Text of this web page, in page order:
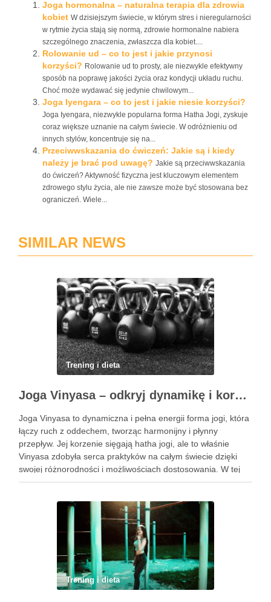
Joga hormonalna – naturalna terapia dla zdrowia
kobiet W dzisiejszym świecie, w którym stres i nieregularności
w rytmie życia stają się normą, zdrowie hormonalne nabiera
szczególnego znaczenia, zwłaszcza dla kobiet....
Rolowanie ud – co to jest i jakie przynosi
korzyści? Rolowanie ud to prosty, ale niezwykle efektywny
sposób na poprawę jakości życia oraz kondycji układu ruchu.
Choć może wydawać się jedynie chwilowym...
Joga Iyengara – co to jest i jakie niesie korzyści?
Joga Iyengara, niezwykle popularna forma Hatha Jogi, zyskuje
coraz większe uznanie na całym świecie. W odróżnieniu od
innych stylów, koncentruje się na...
Przeciwwskazania do ćwiczeń: Jakie są i kiedy
należy je brać pod uwagę? Jakie są przeciwwskazania
do ćwiczeń? Aktywność fizyczna jest kluczowym elementem
zdrowego stylu życia, ale nie zawsze może być stosowana bez
ograniczeń. Wiele...
SIMILAR NEWS
Trening i dieta
Joga Vinyasa – odkryj dynamikę i korzyści tej praktyki
Joga Vinyasa to dynamiczna i pełna energii forma jogi, która
łączy ruch z oddechem, tworząc harmonijny i płynny
przepływ. Jej korzenie sięgają hatha jogi, ale to właśnie
Vinyasa zdobyła serca praktyków na całym świecie dzięki
swojej różnorodności i możliwościach dostosowania. W tej
praktyce każdy ruch jest zsynchronizowany z oddechem, co
Trening i dieta